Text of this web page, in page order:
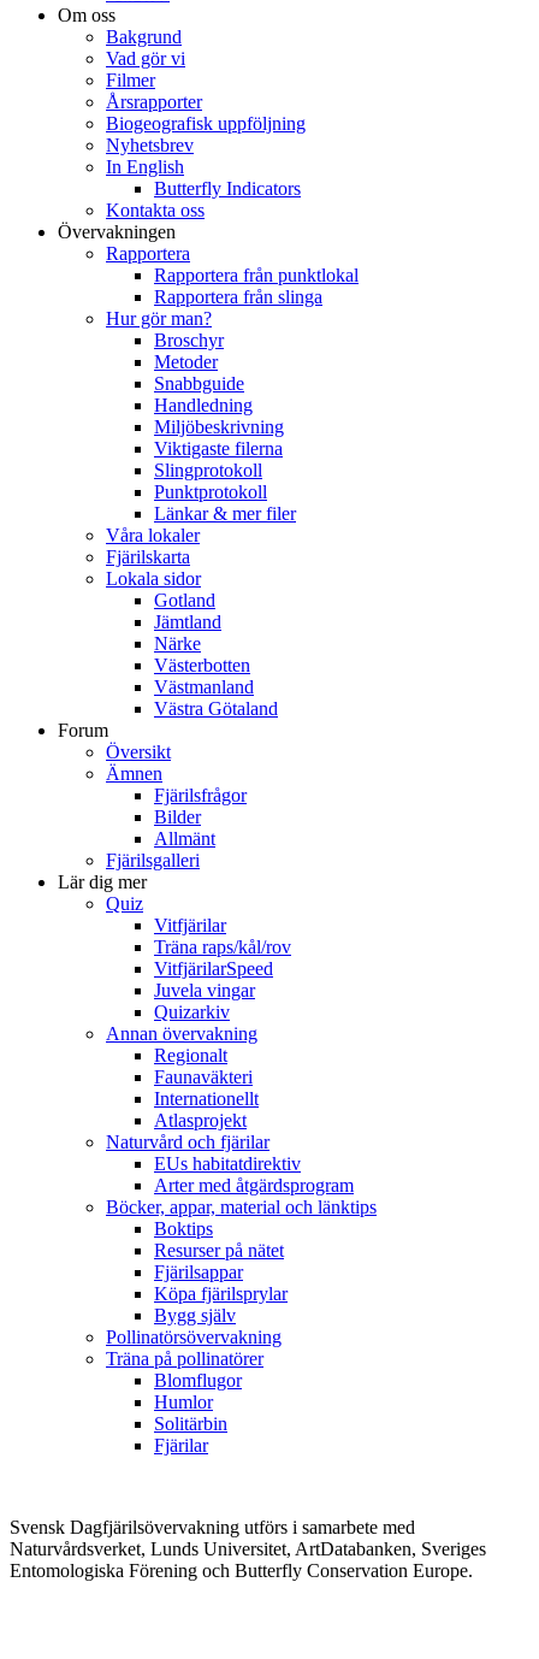
Om oss
Bakgrund
Vad gör vi
Filmer
Årsrapporter
Biogeografisk uppföljning
Nyhetsbrev
In English
Butterfly Indicators
Kontakta oss
Övervakningen
Rapportera
Rapportera från punktlokal
Rapportera från slinga
Hur gör man?
Broschyr
Metoder
Snabbguide
Handledning
Miljöbeskrivning
Viktigaste filerna
Slingprotokoll
Punktprotokoll
Länkar & mer filer
Våra lokaler
Fjärilskarta
Lokala sidor
Gotland
Jämtland
Närke
Västerbotten
Västmanland
Västra Götaland
Forum
Översikt
Ämnen
Fjärilsfrågor
Bilder
Allmänt
Fjärilsgalleri
Lär dig mer
Quiz
Vitfjärilar
Träna raps/kål/rov
VitfjärilarSpeed
Juvela vingar
Quizarkiv
Annan övervakning
Regionalt
Faunaväkteri
Internationellt
Atlasprojekt
Naturvård och fjärilar
EUs habitatdirektiv
Arter med åtgärdsprogram
Böcker, appar, material och länktips
Boktips
Resurser på nätet
Fjärilsappar
Köpa fjärilsprylar
Bygg själv
Pollinatörsövervakning
Träna på pollinatörer
Blomflugor
Humlor
Solitärbin
Fjärilar
Svensk Dagfjärilsövervakning utförs i samarbete med
Naturvårdsverket, Lunds Universitet, ArtDatabanken, Sveriges
Entomologiska Förening och Butterfly Conservation Europe.